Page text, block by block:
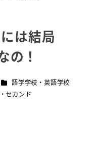
は結局
の！
カテゴリー
語学学校・英語学校
セカンド